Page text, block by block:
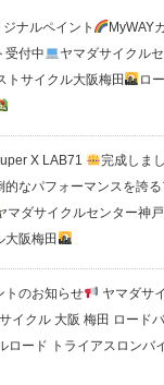
ジナルペイント
MyWAY
受付中
ヤマダサイクル
トサイクル大阪梅田
ロ
X LAB71 完成しま
なパフォーマンスを誇る
マダサイクルセンター神
大阪梅田
トのお知らせ
ヤマダサ
イクル 大阪 梅田 ロード
ロード トライアスロンバ